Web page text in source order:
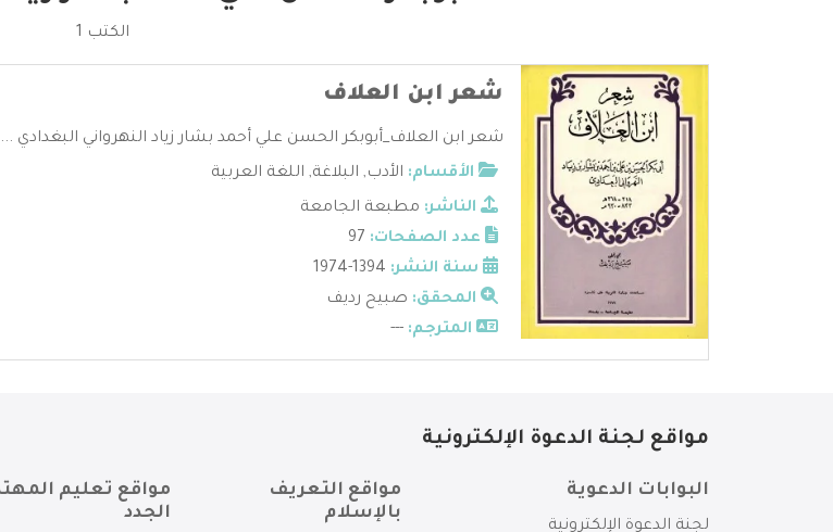
الكتب 1
شعر ابن العلاف
شعر ابن العلاف_أبوبكر الحسن علي أحمد بشار زياد النهرواني البغدادي ...
الأقسام: الأدب, البلاغة, اللغة العربية
الناشر: مطبعة الجامعة
عدد الصفحات:
سنة النشر:
المحقق: صبيح رديف
المترجم: ---
مواقع لجنة الدعوة الإلكترونية
البوابات الدعوية
لجنة الدعوة الإلكترونية
مواقع التعريف
بالإسلام
مواقع تعليم
الجدد